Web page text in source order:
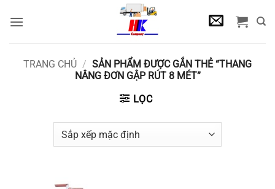
qua
TRANG CHỦ / SẢN PHẨM ĐƯỢC GẮN THẺ “THANG
NÂNG ĐƠN GẬP RÚT 8 MÉT”
LỌC